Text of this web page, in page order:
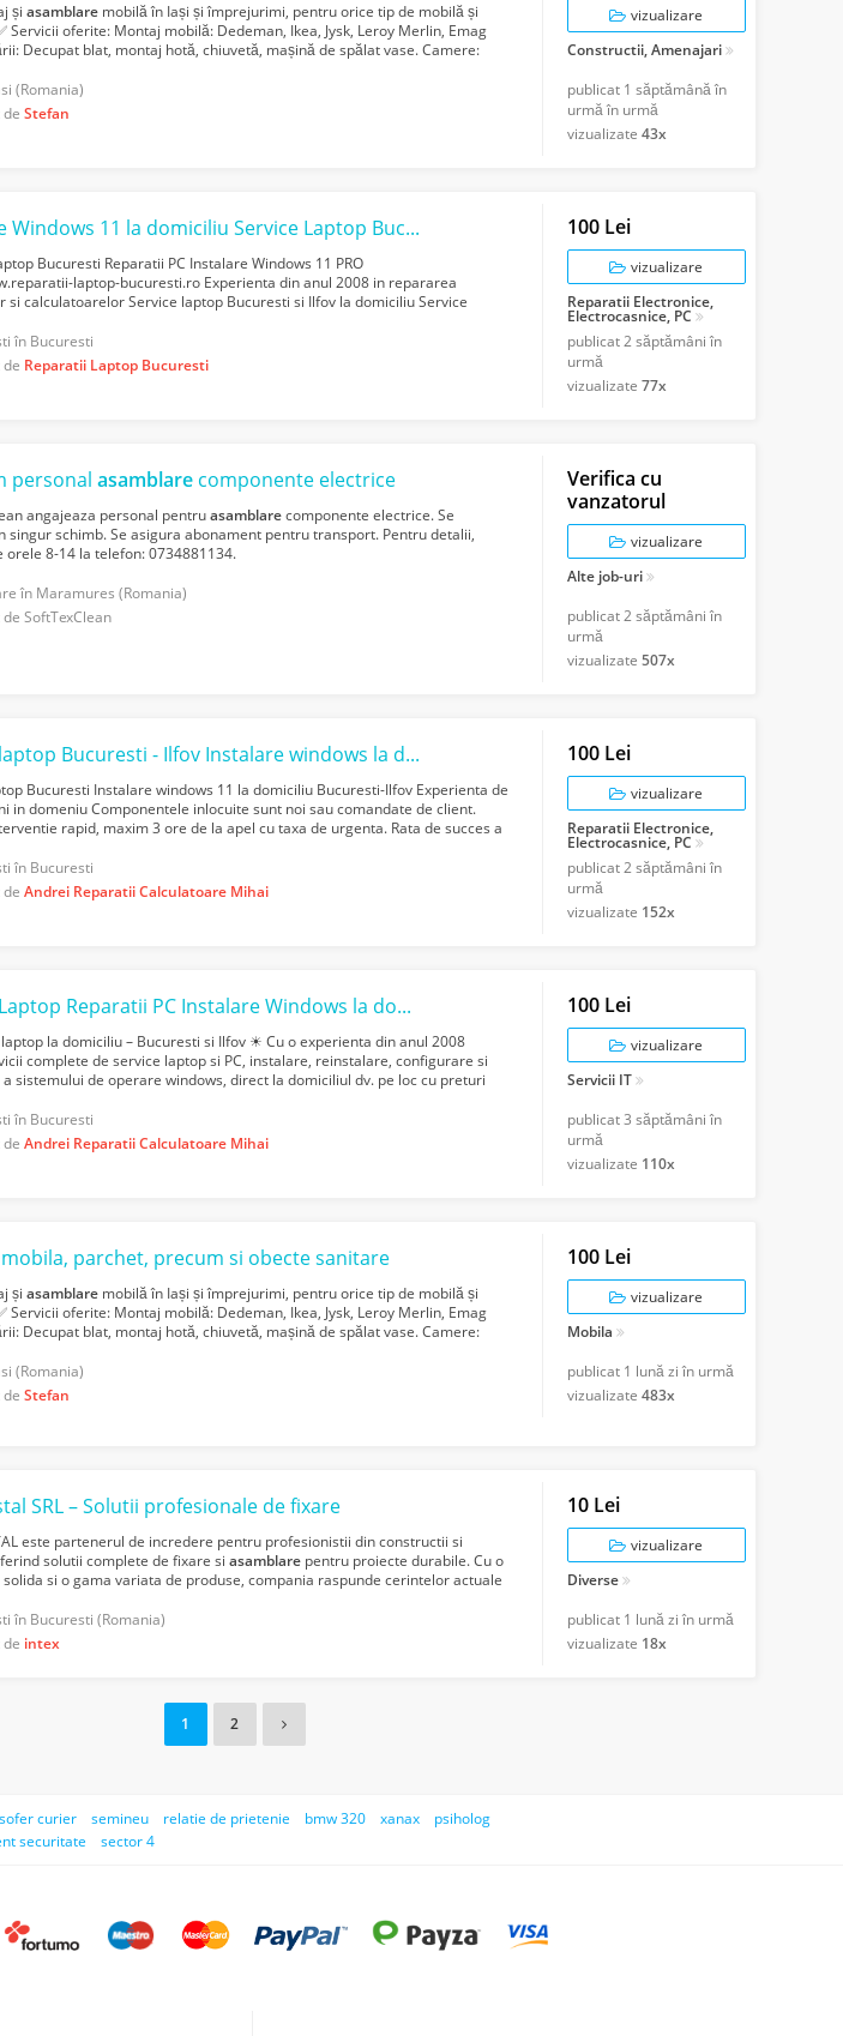
șiasamblare mobilă în Iași și împrejurimi, pentru orice tip de mobilă și
Servicii oferite: Montaj mobilă: Dedeman, Ikea, Jysk, Leroy Merlin, Emag
Decupat blat, montaj hotă, chiuvetă, mașină de spălat vase. Camere:
(Romania)
deStefan
vizualizare
Constructii, Amenajari
publicat 1 săptămână în
urmă în urmă
vizualizate 43x
Instalare Windows 11 la domiciliu Service Laptop Bucuresti Reparatii calculatoar...
Bucuresti Reparatii PC Instalare Windows 11 PRO
laptop-bucuresti.ro Experienta din anul 2008 in repararea
si calculatoarelor Service laptop Bucuresti si Ilfov la domiciliu Service
în Bucuresti
de Reparatii Laptop Bucuresti
100 Lei
vizualizare
Reparatii Electronice,
Electrocasnice, PC
publicat2 săptămâni în
urmă
vizualizate 77x
personalasamblare componente electrice
angajeaza personal pentruasamblarecomponente electrice. Se
singur schimb. Se asigura abonament pentru transport. Pentru detalii,
orele 8-14 la telefon: 0734881134.
în Maramures (Romania)
SoftTexClean
Verifica cu
vanzatorul
vizualizare
Alte job-uri
publicat2 săptămâni în
urmă
vizualizate 507x
Service laptop Bucuresti - Ilfov Instalare windows la domiciliul clientului
Bucuresti Instalare windows 11 la domiciliu Bucuresti-Ilfov Experienta de
in domeniu Componentele inlocuite sunt noi sau comandate de client.
rapid, maxim 3 ore de la apel cu taxa de urgenta. Rata de succes a
în Bucuresti
deAndrei Reparatii Calculatoare Mihai
100 Lei
vizualizare
Reparatii Electronice,
Electrocasnice, PC
publicat2 săptămâni în
urmă
vizualizate 152x
Service Laptop Reparatii PC Instalare Windows la domiciliu in Bucuresti si Ilfov
la domiciliu – Bucuresti si Ilfov ☀ Cu o experienta din anul 2008
complete de service laptop si PC, instalare, reinstalare, configurare si
sistemului de operare windows, direct la domiciliul dv. pe loc cu preturi
în Bucuresti
deAndrei Reparatii Calculatoare Mihai
100 Lei
vizualizare
Servicii IT
publicat3 săptămâni în
urmă
vizualizate 110x
parchet, precum si obecte sanitare
șiasamblare mobilă în Iași și împrejurimi, pentru orice tip de mobilă și
Servicii oferite: Montaj mobilă: Dedeman, Ikea, Jysk, Leroy Merlin, Emag
Decupat blat, montaj hotă, chiuvetă, mașină de spălat vase. Camere:
(Romania)
deStefan
100 Lei
vizualizare
Mobila
publicat 1 lună zi în urmă
vizualizate 483x
SRL – Solutii profesionale de fixare
este partenerul de incredere pentru profesionistii din constructii si
solutii complete de fixare siasamblare pentru proiecte durabile. Cu o
si o gama variata de produse, compania raspunde cerintelor actuale
în Bucuresti (Romania)
de intex
10 Lei
vizualizare
Diverse
publicat 1 lună zi în urmă
vizualizate 18x
1 2
sofer curier semineu relatie de prietenie bmw 320 xanax
psiholog
securitate sector 4